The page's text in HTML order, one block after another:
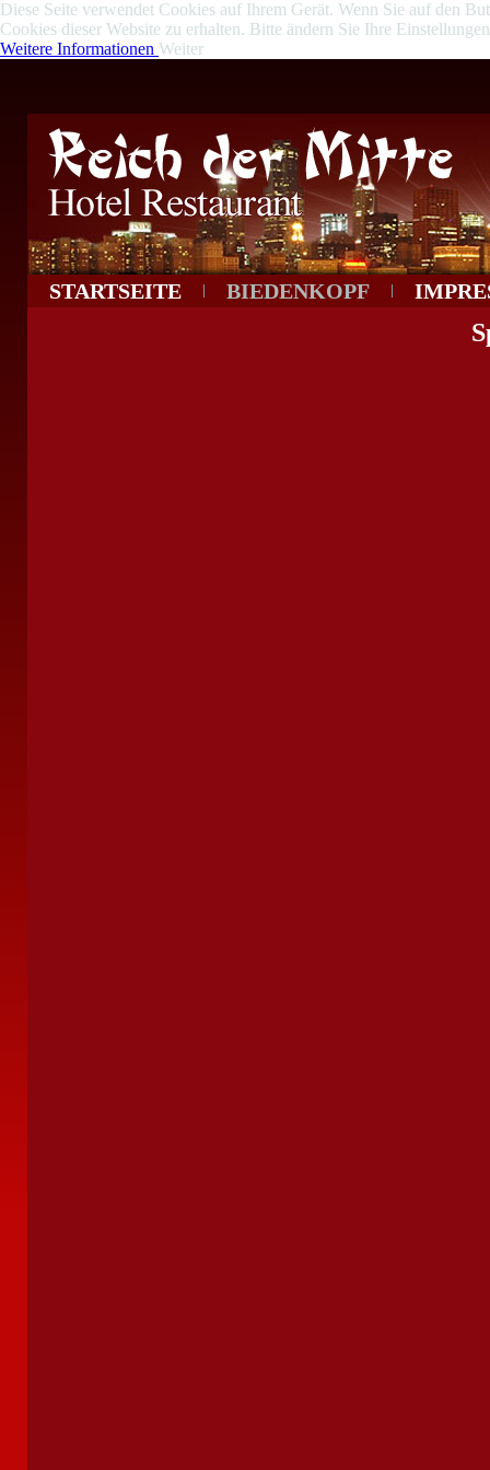
Diese Seite verwendet Cookies auf Ihrem Gerät. Wenn Sie auf den
Cookies dieser Website zu erhalten. Bitte ändern Sie Ihre
Weitere Informationen Weiter
STARTSEITE BIEDENKOPF